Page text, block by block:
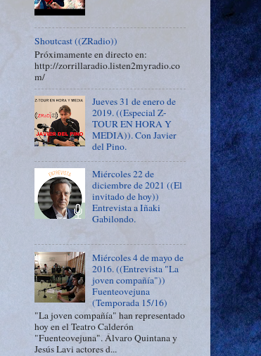
Shoutcast ((ZRadio))
Próximamente en directo en:
http://zorrillaradio.listen2myradio.co
m/
Jueves 31 de enero de
2019. ((Especial Z-
TOUR EN HORA Y
MEDIA)). Con Javier
del Pino.
Miércoles 22 de
diciembre de 2021 ((El
invitado de hoy))
Entrevista a Iñaki
Gabilondo.
Miércoles 4 de mayo de
2016. ((Entrevista "La
joven compañía"))
Fuenteovejuna
(Temporada 15/16)
"La joven compañía" han representado
hoy en el Teatro Calderón
"Fuenteovejuna". Álvaro Quintana y
Jesús Lavi actores d...